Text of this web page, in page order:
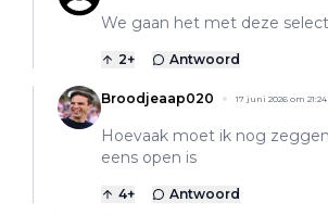
We gaan het met deze
2+ Antwoord
Broodjeaap020 17 juni 2026 om 21:24
Hoevaak moet ik nog
eens open is
4+ Antwoord